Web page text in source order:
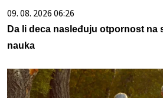
09. 08. 2026 06:26
Da li deca nasleđuju otpornost na
nauka